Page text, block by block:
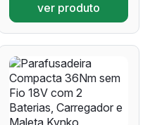
ver produto